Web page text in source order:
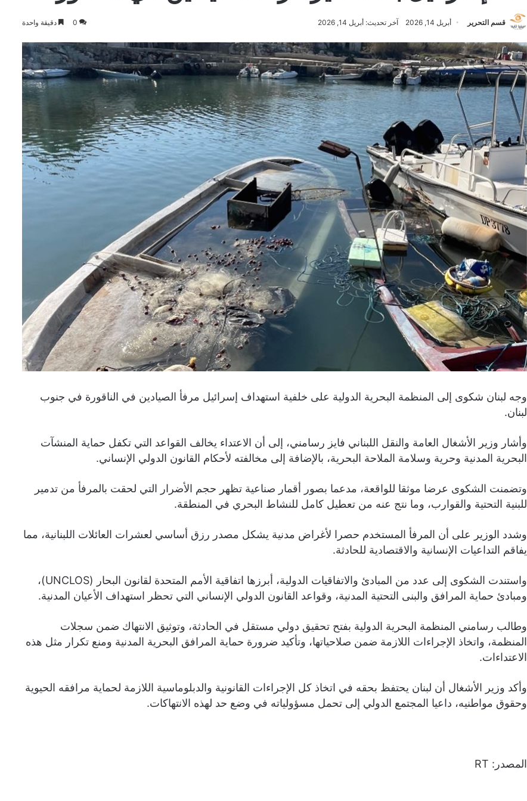
قسم التحرير أبريل 14, 2026 آخر تحديث: أبريل 14, 2026 0 دقيقة واحدة
وجه لبنان شكوى إلى المنظمة البحرية الدولية على خلفية استهداف إسرائيل مرفأ الصيادين في الناقورة في جنوب
لبنان.
وأشار وزير الأشغال العامة والنقل اللبناني فايز رسامني، إلى أن الاعتداء يخالف القواعد التي تكفل حماية المنشآت
البحرية المدنية وحرية وسلامة الملاحة البحرية، بالإضافة إلى مخالفته لأحكام القانون الدولي الإنساني.
وتضمنت الشكوى عرضا موثقا للواقعة، مدعما بصور أقمار صناعية تظهر حجم الأضرار التي لحقت بالمرفأ من تدمير
للبنية التحتية والقوارب، وما نتج عنه من تعطيل كامل للنشاط البحري في المنطقة.
وشدد الوزير على أن المرفأ المستخدم حصرا لأغراض مدنية يشكل مصدر رزق أساسي لعشرات العائلات اللبنانية، مما
يفاقم التداعيات الإنسانية والاقتصادية للحادثة.
واستندت الشكوى إلى عدد من المبادئ والاتفاقيات الدولية، أبرزها اتفاقية الأمم المتحدة لقانون البحار (UNCLOS)،
ومبادئ حماية المرافق والبنى التحتية المدنية، وقواعد القانون الدولي الإنساني التي تحظر استهداف الأعيان المدنية.
وطالب رسامني المنظمة البحرية الدولية بفتح تحقيق دولي مستقل في الحادثة، وتوثيق الانتهاك ضمن سجلات
المنظمة، واتخاذ الإجراءات اللازمة ضمن صلاحياتها، وتأكيد ضرورة حماية المرافق البحرية المدنية ومنع تكرار مثل هذه
الاعتداءات.
وأكد وزير الأشغال أن لبنان يحتفظ بحقه في اتخاذ كل الإجراءات القانونية والدبلوماسية اللازمة لحماية مرافقه الحيوية
وحقوق مواطنيه، داعيا المجتمع الدولي إلى تحمل مسؤولياته في وضع حد لهذه الانتهاكات.
المصدر: RT